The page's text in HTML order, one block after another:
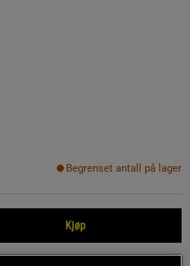
Begrenset antall på lager
Kjøp